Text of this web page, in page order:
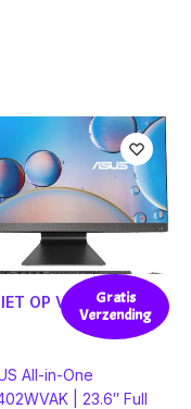
Gratis
Verzending
OP VOORRAAD
All-in-One
| 23.6″ Full